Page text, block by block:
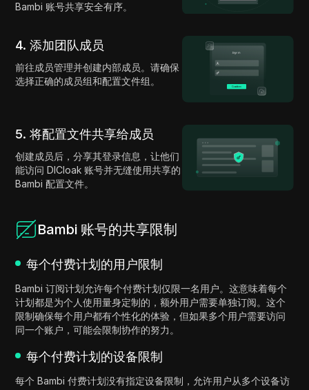
Bambi 账号共享安全有序。
4. 添加团队成员
前往成员管理并创建内部成员。请确保
选择正确的成员组和配置文件组。
5. 将配置文件共享给成员
创建成员后，分享其登录信息，让他们
能访问 DICloak 账号并无缝使用共享的
Bambi 配置文件。
Bambi 账号的共享限制
每个付费计划的用户限制
Bambi 订阅计划允许每个付费计划仅限一名用户。这意味着每个
计划都是为个人使用量身定制的，额外用户需要单独订阅。这个
限制确保每个用户都有个性化的体验，但如果多个用户需要访问
同一个账户，可能会限制协作的努力。
每个付费计划的设备限制
每个 Bambi 付费计划没有指定设备限制，允许用户从多个设备访